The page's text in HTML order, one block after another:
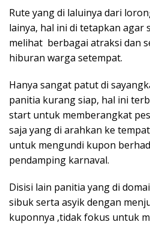
Rute yang di laluinya dari
lainya, hal ini di tetapkan agar
melihat berbagai atraksi dan
hiburan warga setempat.
Hanya sangat patut di
panitia kurang siap, hal ini
start untuk memberangkat
saja yang di arahkan ke
untuk mengundi kupon
pendamping karnaval.
Disisi lain panitia yang di
sibuk serta asyik dengan
kuponnya ,tidak fokus untuk